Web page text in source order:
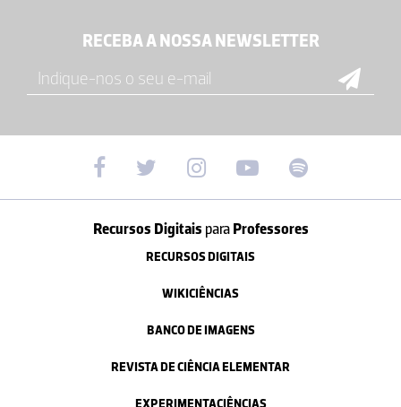
RECEBA A NOSSA NEWSLETTER
Recursos Digitais paraProfessores
RECURSOS DIGITAIS
WIKICIÊNCIAS
BANCO DE IMAGENS
REVISTA DE CIÊNCIA ELEMENTAR
EXPERIMENTACIÊNCIAS